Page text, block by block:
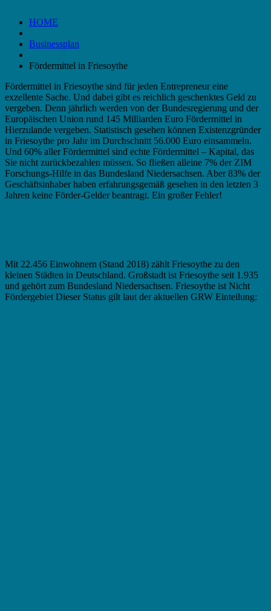
HOME
Businessplan
Fördermittel in Friesoythe
Fördermittel in Friesoythe sind für jeden Entrepreneur eine
exzellente Sache. Und dabei gibt es reichlich geschenktes Geld zu
vergeben. Denn jährlich werden von der Bundesregierung und der
Europäischen Union rund 145 Milliarden Euro Fördermittel in
Hierzulande vergeben. Statistisch gesehen können Existenzgründer
in Friesoythe pro Jahr im Durchschnitt 56.000 Euro einsammeln.
Und 60% aller Fördermittel sind echte Fördermittel – Kapital, das
Sie nicht zurückbezahlen müssen. So fließen alleine 7% der ZIM
Forschungs-Hilfe in das Bundesland Niedersachsen. Aber 83% der
Geschäftsinhaber haben erfahrungsgemäß gesehen in den letzten 3
Jahren keine Förder-Gelder beantragt. Ein großer Fehler!
Mit 22.456 Einwohnern (Stand 2018) zählt Friesoythe zu den
kleinen Städten in Deutschland. Großstadt ist Friesoythe seit 1.935
und gehört zum Bundesland Niedersachsen. Friesoythe ist Nicht
Fördergebiet Dieser Status gilt laut der aktuellen GRW Einteilung: